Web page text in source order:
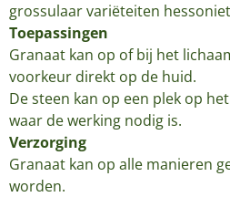
grossulaar variëteiten
Toepassingen
Granaat kan op of bij het
voorkeur direkt op de huid.
De steen kan op een plek op
waar de werking nodig is.
Verzorging
Granaat kan op alle manieren
worden.